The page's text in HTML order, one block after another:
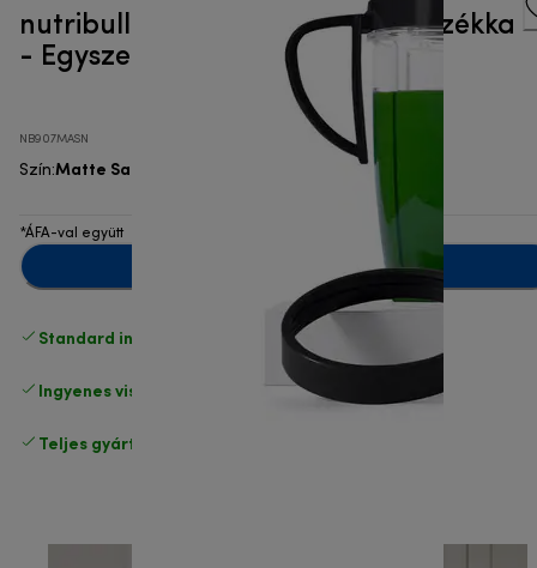
nutribullet® Pro Mineral 4 tartozékka
- Egyszemélyes turmixgép
NB907MASN
Szín:Matte Sand
*ÁFA-val együtt
Standard ingyenes kiszállítás 17500 Ft
Ingyenes visszaküldés
Teljes gyártói garancia